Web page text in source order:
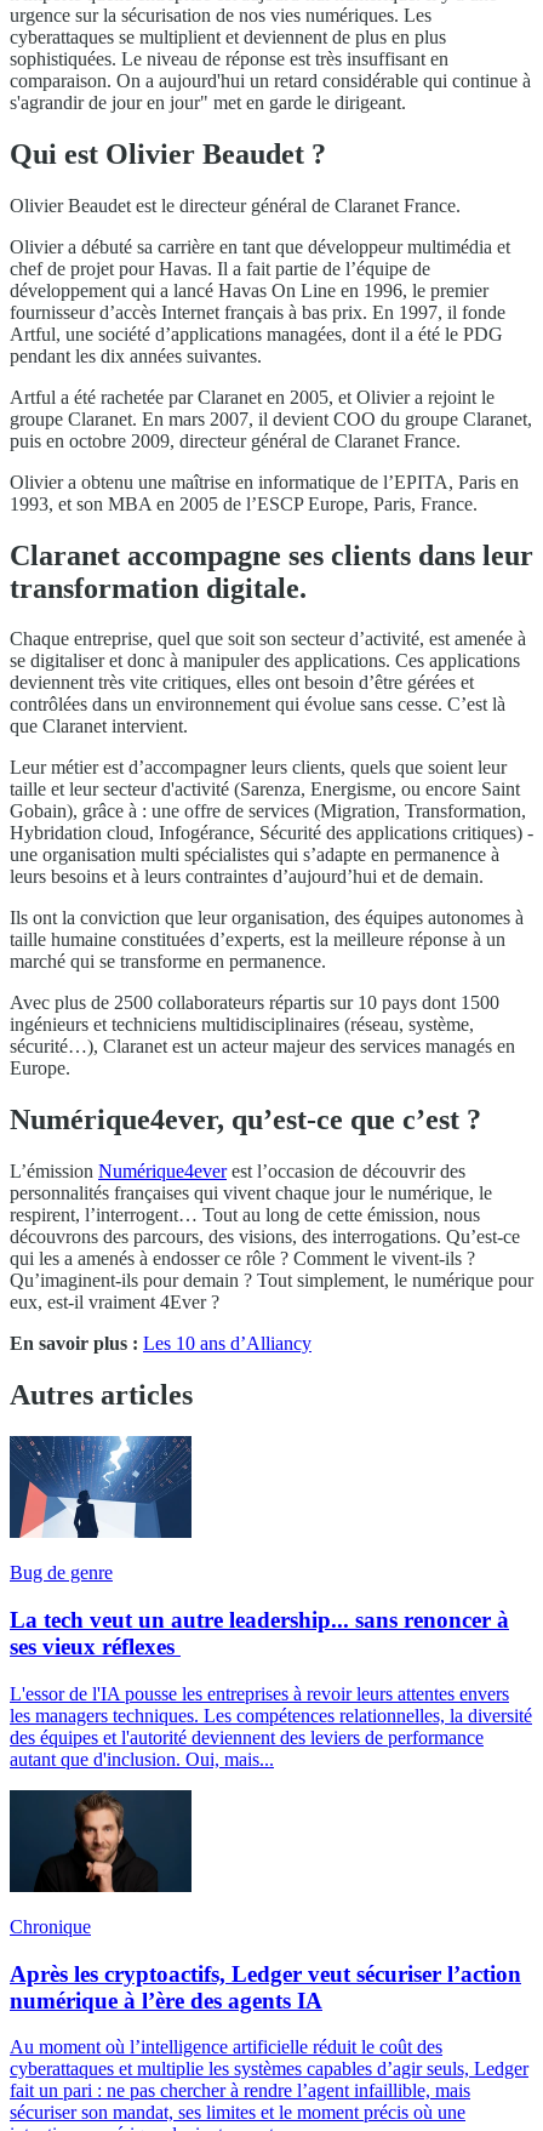
urgence sur la sécurisation de nos vies numériques. Les
cyberattaques se multiplient et deviennent de plus en plus
sophistiquées. Le niveau de réponse est très insuffisant en
comparaison. On a aujourd'hui un retard considérable qui continue à
s'agrandir de jour en jour" met en garde le dirigeant.
Qui est Olivier Beaudet ?
Olivier Beaudet est le directeur général de Claranet France.
Olivier a débuté sa carrière en tant que développeur multimédia et
chef de projet pour Havas. Il a fait partie de l’équipe de
développement qui a lancé Havas On Line en 1996, le premier
fournisseur d’accès Internet français à bas prix. En 1997, il fonde
Artful, une société d’applications managées, dont il a été le PDG
pendant les dix années suivantes.
Artful a été rachetée par Claranet en 2005, et Olivier a rejoint le
groupe Claranet. En mars 2007, il devient COO du groupe Claranet,
puis en octobre 2009, directeur général de Claranet France.
Olivier a obtenu une maîtrise en informatique de l’EPITA, Paris en
1993, et son MBA en 2005 de l’ESCP Europe, Paris, France.
Claranet accompagne ses clients dans leur
transformation digitale.
Chaque entreprise, quel que soit son secteur d’activité, est amenée à
se digitaliser et donc à manipuler des applications. Ces applications
deviennent très vite critiques, elles ont besoin d’être gérées et
contrôlées dans un environnement qui évolue sans cesse. C’est là
que Claranet intervient.
Leur métier est d’accompagner leurs clients, quels que soient leur
taille et leur secteur d'activité (Sarenza, Energisme, ou encore Saint
Gobain), grâce à : une offre de services (Migration, Transformation,
Hybridation cloud, Infogérance, Sécurité des applications critiques) -
une organisation multi spécialistes qui s’adapte en permanence à
leurs besoins et à leurs contraintes d’aujourd’hui et de demain.
Ils ont la conviction que leur organisation, des équipes autonomes à
taille humaine constituées d’experts, est la meilleure réponse à un
marché qui se transforme en permanence.
Avec plus de 2500 collaborateurs répartis sur 10 pays dont 1500
ingénieurs et techniciens multidisciplinaires (réseau, système,
sécurité…), Claranet est un acteur majeur des services managés en
Europe.
Numérique4ever, qu’est-ce que c’est ?
L’émission Numérique4everest l’occasion de découvrir des
personnalités françaises qui vivent chaque jour le numérique, le
respirent, l’interrogent… Tout au long de cette émission, nous
découvrons des parcours, des visions, des interrogations. Qu’est-ce
qui les a amenés à endosser ce rôle ? Comment le vivent-ils ?
Qu’imaginent-ils pour demain ? Tout simplement, le numérique pour
eux, est-il vraiment 4Ever ?
En savoir plus : Les 10 ans d’Alliancy
Autres articles
Bug de genre
La tech veut un autre leadership... sans renoncer à
ses vieux réflexes
L'essor de l'IA pousse les entreprises à revoir leurs attentes envers
les managers techniques. Les compétences relationnelles, la diversité
des équipes et l'autorité deviennent des leviers de performance
autant que d'inclusion. Oui, mais...
Chronique
Après les cryptoactifs, Ledger veut sécuriser l’action
numérique à l’ère des agents IA
Au moment où l’intelligence artificielle réduit le coût des
cyberattaques et multiplie les systèmes capables d’agir seuls, Ledger
fait un pari : ne pas chercher à rendre l’agent infaillible, mais
sécuriser son mandat, ses limites et le moment précis où une